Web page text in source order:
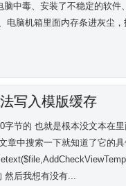
中毒、安装了不稳定的软
脑机箱里面内存条进灰尘
写入模版缓存
节的 也就是根本没文本在
章中搜索一下就知道了它的
然后我想有没有...